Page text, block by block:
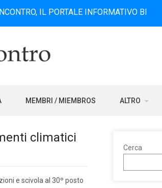
IL PORTALE INFORMATIVO BILINGUE
MEMBRI / MIEMBROS ALTRO
climatici
e scivola al 30º posto
Cerca